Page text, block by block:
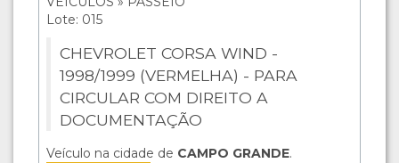
Lote: 015
CHEVROLET CORSA WIND -
1998/1999 (VERMELHA) - PARA
CIRCULAR COM DIREITO A
DOCUMENTAÇÃO
Veículo na cidade de CAMPO GRANDE.